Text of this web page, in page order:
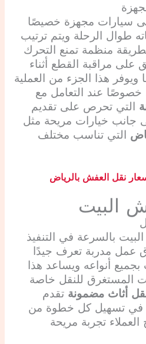
سيارات مجهزة خصيصًا
طوال الرحلة ويتم ترتيب
منظمة تمنع التحرك
على مراقبة القطع أثناء
ويوفر هذا الجزء من العملية
خصوصًا عند التعامل مع
التي تحرص على تقديم
جانب خيارات مريحة مثل
التي تناسب مختلف
نقل العفش بالرياض
البيت
بالسرعة في التنفيذ
عمل مدربة تعرف جيدًا
بجميع أنواعه ويساعد هذا
المستغرق للنقل خاصة
أثاث مضمونة تقدم
في تسهيل كل خطوة من
تجربة مريحة